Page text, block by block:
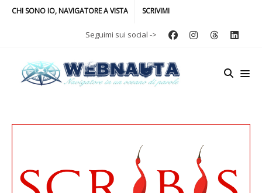
CHI SONO IO, NAVIGATORE A VISTA SCRIVIMI
Seguimi sui social ->